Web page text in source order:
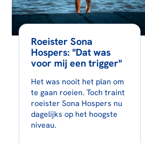
Roeister Sona
Hospers: "Dat was
voor mij een trigger"
Het was nooit het plan om
te gaan roeien. Toch traint
roeister Sona Hospers nu
dagelijks op het hoogste
niveau.